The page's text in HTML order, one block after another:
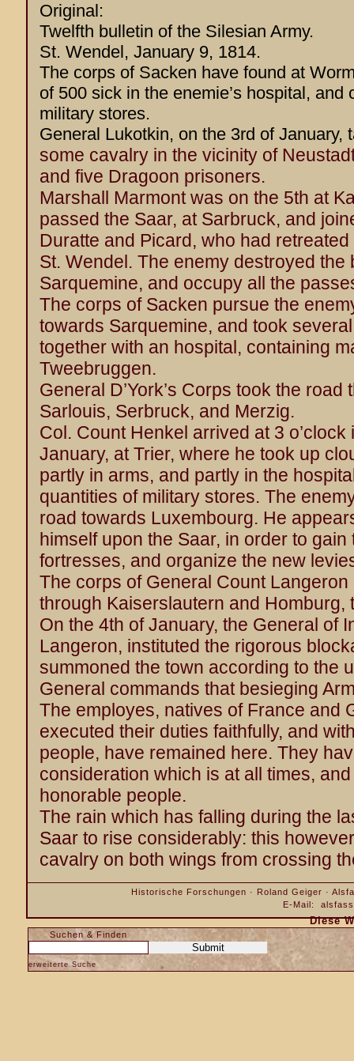
Original:
Twelfth bulletin of the Silesian Army.
St. Wendel, January 9, 1814.
The corps of Sacken have found at
of 500 sick in the enemie’s hospital,
military stores.
General Lukotkin, on the 3rd of
some cavalry in the vicinity of
and five Dragoon prisoners.
Marshall Marmont was on the 5th at
passed the Saar, at Sarbruck, and
Duratte and Picard, who had
St. Wendel. The enemy destroyed
Sarquemine, and occupy all the
The corps of Sacken pursue the
towards Sarquemine, and took
together with an hospital, containing
Tweebruggen.
General D’York’s Corps took the
Sarlouis, Serbruck, and Merzig.
Col. Count Henkel arrived at 3
January, at Trier, where he took up
partly in arms, and partly in the
quantities of military stores. The
road towards Luxembourg. He
himself upon the Saar, in order to
fortresses, and organize the new
The corps of General Count
through Kaiserslautern and Homburg,
On the 4th of January, the General of
Langeron, instituted the rigorous
summoned the town according to the
General commands that besieging
The employes, natives of France and
executed their duties faithfully, and
people, have remained here. They
consideration which is at all times,
honorable people.
The rain which has falling during the
Saar to rise considerably: this
cavalry on both wings from crossing
Historische Forschungen · Roland Geiger ·
E-Mail:
Diese
Suchen & Finden
erweiterte Suche